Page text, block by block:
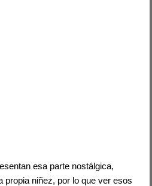
esa parte nostálgica,
propia niñez, por lo que ver esos